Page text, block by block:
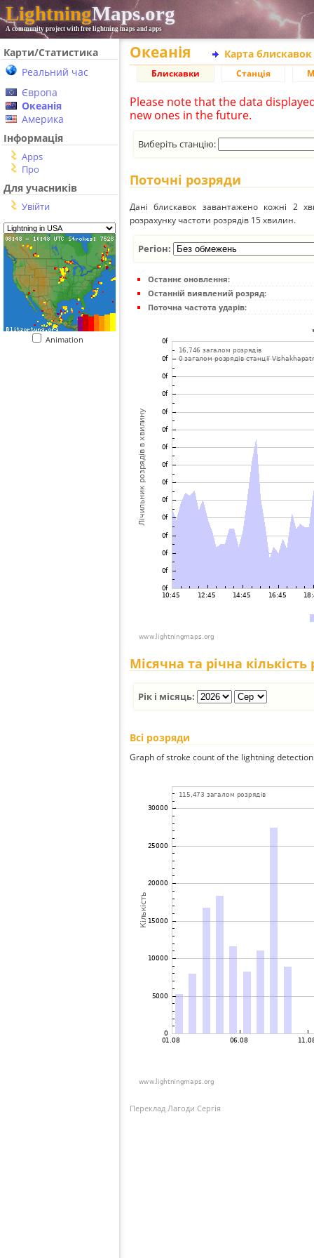
LightningMaps.org
A community project with free lightning maps and apps
Карти/Статистика
Реальний час
Європа
Океанія
Америка
Інформація
Apps
Про
Для учасників
Увійти
Animation
Океанія Карта
Блискавки Станція
Please note that the data
new ones in the future.
Виберіть станцію:
Поточні розряди
Дані блискавок завантажено кожні 2
розрахунку частоти розрядів 15 хвилин.
Регіон:
Останнє оновлення:
Останній виявлений розряд:
Поточна частота ударів:
Місячна та річна кількість
Рік і місяць:
Всі розряди
Graph of stroke count of the lightning
Переклад Лагоди Сергія